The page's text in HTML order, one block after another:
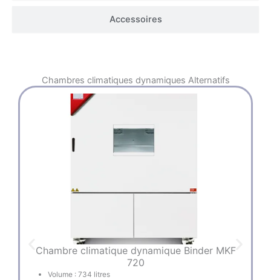
Accessoires
Chambres climatiques dynamiques Alternatifs
Chambre climatique dynamique Binder MKF
720
Volume : 734 litres